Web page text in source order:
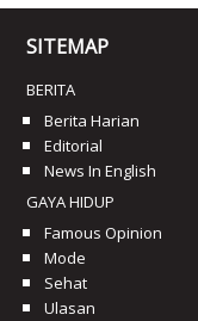
SITEMAP
BERITA
Berita Harian
Editorial
News In English
GAYA HIDUP
Famous Opinion
Mode
Sehat
Ulasan